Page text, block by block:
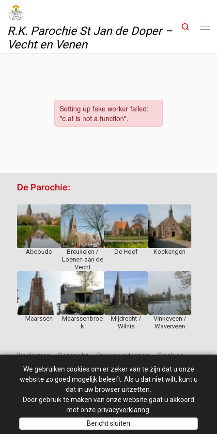
Skip to content
R.K. Parochie St Jan de Doper –
Vecht en Venen
Search
De Parochie:
Abcoude
Breukelen /
Loenen aan de
Vecht
De Hoef Kockengen
Maarssen
Maarssenbroe
k
Mijdrecht /
Wilnis
Vinkeveen /
Waverveen
Disclaimer – Copyright – Privacyverklaring – Cookies
© 2010 - 2026 St Jan de Doper – Alle rechten voorbehouden.
Site ontwikkeld door: PixelBroeder - Website realisatie door
MKSHOP
We gebruiken cookies om er zeker van te zijn dat u onze
website zo goed mogelijk beleeft. Als u dat niet wilt, kunt u
dat in uw browser uitzetten.
Door gebruik te maken van onze website gaat u akkoord
met onze privacyverklaring
Bericht sluiten